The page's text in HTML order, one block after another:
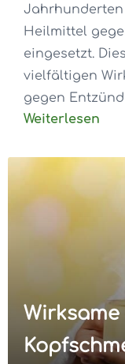
Heilmittel
eingesetzt.
vielfältigen
gegen
Weiterlesen